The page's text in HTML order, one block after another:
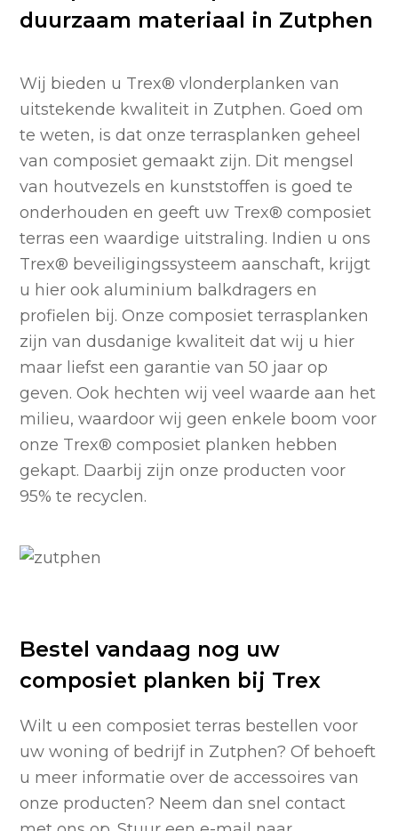
duurzaam materiaal in Zutphen
Wij bieden u Trex® vlonderplanken van
uitstekende kwaliteit in Zutphen. Goed om
te weten, is dat onze terrasplanken geheel
van composiet gemaakt zijn. Dit mengsel
van houtvezels en kunststoffen is goed te
onderhouden en geeft uw Trex® composiet
terras een waardige uitstraling. Indien u ons
Trex® beveiligingssysteem aanschaft, krijgt
u hier ook aluminium balkdragers en
profielen bij. Onze composiet terrasplanken
zijn van dusdanige kwaliteit dat wij u hier
maar liefst een garantie van 50 jaar op
geven. Ook hechten wij veel waarde aan het
milieu, waardoor wij geen enkele boom voor
onze Trex® composiet planken hebben
gekapt. Daarbij zijn onze producten voor
95% te recyclen.
Bestel vandaag nog uw
composiet planken bij Trex
Wilt u een composiet terras bestellen voor
uw woning of bedrijf in Zutphen? Of behoeft
u meer informatie over de accessoires van
onze producten? Neem dan snel contact